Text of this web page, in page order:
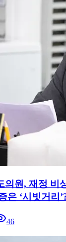
의원, 재정 비
은 ‘시빗거리
46